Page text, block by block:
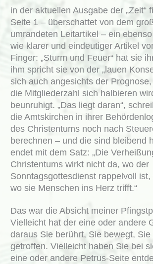
in der aktuellen Ausgabe der „Zeit“
Seite 1 – überschattet von dem
umrandeten Leitartikel – ein
wie klarer und eindeutiger Artikel
Finger: „Sturm und Feuer“ hat sie
ihm spricht sie von der „lauen
sich auch angesichts der
die Mitgliederzahl sich halbieren
beunruhigt. „Das liegt daran“,
die Amtskirchen in ihrer
des Christentums noch nach
berechnen – und die sind bleibend
endet mit dem Satz: „Die
Christentums wirkt nicht da, wo der
Sonntagsgottesdienst rappelvoll
wo sie Menschen ins Herz trifft.“
Das war die Absicht meiner
Vielleicht hat der eine oder andere
daraus Sie berührt, Sie bewegt, Sie
getroffen. Vielleicht haben Sie bei
eine oder andere Petrus-Seite